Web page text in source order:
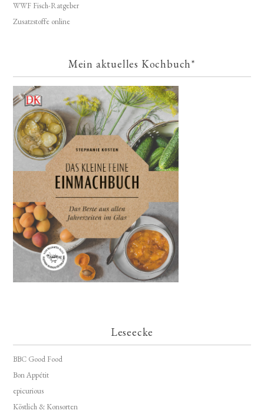
WWF Fisch-Ratgeber
Zusatzstoffe online
Mein aktuelles Kochbuch*
Leseecke
BBC Good Food
Bon Appétit
epicurious
Köstlich & Konsorten